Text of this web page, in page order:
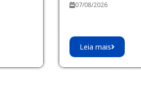
07/08/2026
Leia mais